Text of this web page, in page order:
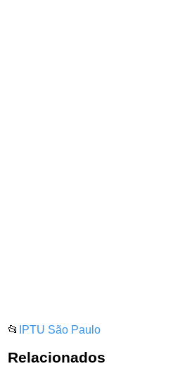
📂 IPTU São Paulo
Relacionados